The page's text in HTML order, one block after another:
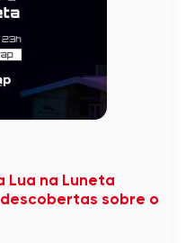
Lua na Luneta
sobre o